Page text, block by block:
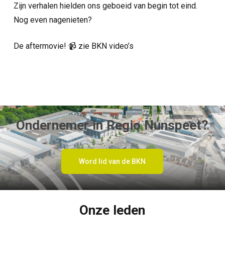
Zijn verhalen hielden ons geboeid van begin tot eind.
Nog even nagenieten?
De aftermovie! 📹 zie BKN video’s
Ondernemer in Regio Nunspeet?
Word lid van de BKN
Onze leden